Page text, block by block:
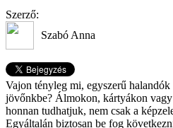
Szerző:
Szabó Anna
Vajon tényleg mi, egyszerű
jövőnkbe? Álmokon, kártyákon
honnan tudhatjuk, nem csak a
Egyáltalán biztosan be fog